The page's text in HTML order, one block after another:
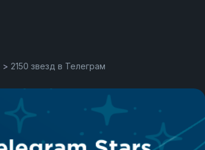
> 2150 звезд в Телеграм